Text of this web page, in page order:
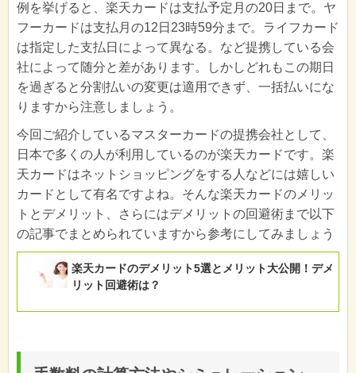
例を挙げると、楽天カードは支払予定月の20日まで。ヤ
フーカードは支払月の12日23時59分まで。ライフカード
は指定した支払日によって異なる。など提携している会
社によって随分と差があります。しかしどれもこの期日
を過ぎると分割払いの変更は適用できず、一括払いにな
りますから注意しましょう。
今回ご紹介しているマスターカードの提携会社として、
日本で多くの人が利用しているのが楽天カードです。楽
天カードはネットショッピングをする人などには嬉しい
カードとして有名ですよね。そんな楽天カードのメリッ
トとデメリット、さらにはデメリットの回避術まで以下
の記事でまとめられていますから参考にしてみましょう
楽天カードのデメリット5選とメリット大公開！デメ
リット回避術は？